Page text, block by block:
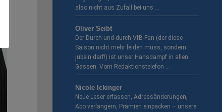
also nicht aus Zufall bei uns …
Oliver Seibt
Der Durch-und-durch-VfB-Fan (der diese
Saison nicht mehr leiden muss, sondern
jubeln darf!) ist unser Hansdampf in allen
Gassen. Vom Redaktionstelefon …
Nicole Ickinger
Neue Leser erfassen, Adressänderungen,
Abo verlängern, Prämien einpacken – unsere